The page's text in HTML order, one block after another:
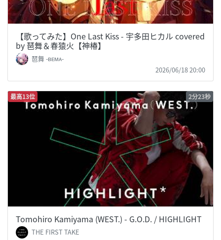
【歌ってみた】One Last Kiss - 宇多田ヒカル covered
by 琶舞＆春猿火【神椿】
琶舞 -ʙᴇᴍᴀ-
2026/06/18 20:00
最高13位 2分23秒
Tomohiro Kamiyama (WEST.) - G.O.D. / HIGHLIGHT
THE FIRST TAKE